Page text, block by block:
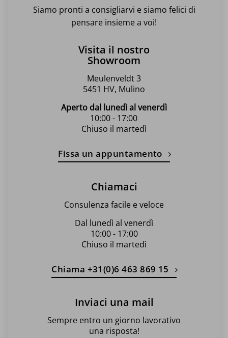
Siamo pronti a consigliarvi e siamo felici di
pensare insieme a voi!
Visita il nostro
Showroom
Meulenveldt 3
5451 HV, Mulino
Aperto dal lunedì al venerdì
10:00 - 17:00
Chiuso il martedì
Fissa un appuntamento
Chiamaci
Consulenza facile e veloce
Dal lunedì al venerdì
10:00 - 17:00
Chiuso il martedì
Chiama +31(0)6 463 869 15
Inviaci una mail
Sempre entro un giorno lavorativo
una risposta!